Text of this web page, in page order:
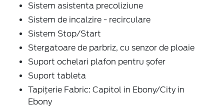
Sistem asistenta precoliziune
Sistem de incalzire - recirculare
Sistem Stop/Start
Stergatoare de parbriz, cu senzor de ploaie
Suport ochelari plafon pentru șofer
Suport tableta
Tapițerie Fabric: Capitol in Ebony/City in
Ebony